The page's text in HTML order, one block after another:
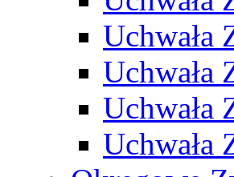
Uchwała
Uchwała
Uchwała
Uchwała